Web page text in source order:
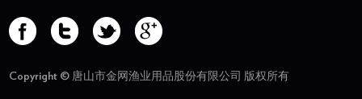
Copyright © 唐山市金网渔业用品股份有限公司 版权所有